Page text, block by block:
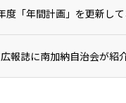
度「年間計画」を更新し
報誌に南加納自治会が紹